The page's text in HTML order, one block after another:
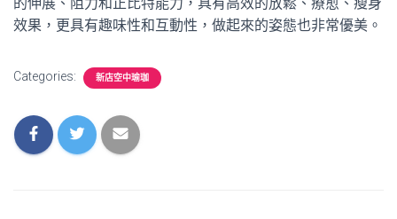
效果，更具有趣味性和互動性，做起來的姿態也非常優美。
Categories: 新店空中瑜珈